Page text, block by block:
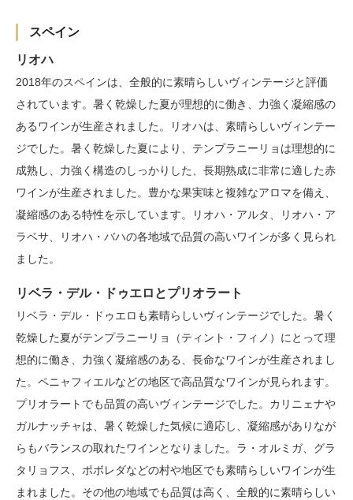
スペイン
リオハ
2018年のスペインは、全般的に素晴らしいヴィンテージと評価
されています。暑く乾燥した夏が理想的に働き、力強く凝縮感の
あるワインが生産されました。リオハは、素晴らしいヴィンテー
ジでした。暑く乾燥した夏により、テンプラニーリョは理想的に
成熟し、力強く構造のしっかりした、長期熟成に非常に適した赤
ワインが生産されました。豊かな果実味と複雑なアロマを備え、
凝縮感のある特性を示しています。リオハ・アルタ、リオハ・ア
ラベサ、リオハ・バハの各地域で品質の高いワインが多く見られ
ました。
リベラ・デル・ドゥエロとプリオラート
リベラ・デル・ドゥエロも素晴らしいヴィンテージでした。暑く
乾燥した夏がテンプラニーリョ（ティント・フィノ）にとって理
想的に働き、力強く凝縮感のある、長命なワインが生産されまし
た。ペニャフィエルなどの地区で高品質なワインが見られます。
プリオラートでも品質の高いヴィンテージでした。カリニェナや
ガルナッチャは、暑く乾燥した気候に適応し、凝縮感がありなが
らもバランスの取れたワインとなりました。ラ・オルミガ、グラ
タリョフス、ポボレダなどの村や地区でも素晴らしいワインが生
まれました。その他の地域でも品質は高く、全般的に素晴らしい